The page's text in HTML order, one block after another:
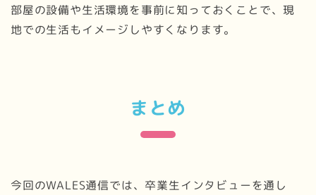
部屋の設備や生活環境を事前に知っておくことで、現
地での生活もイメージしやすくなります。
まとめ
今回のWALES通信では、卒業生インタビューを通し